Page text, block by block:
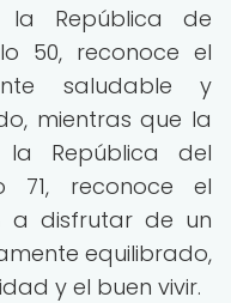
la República de
50, reconoce el
saludable y
mientras que la
la República del
71, reconoce el
a disfrutar de un
equilibrado,
y el buen vivir.